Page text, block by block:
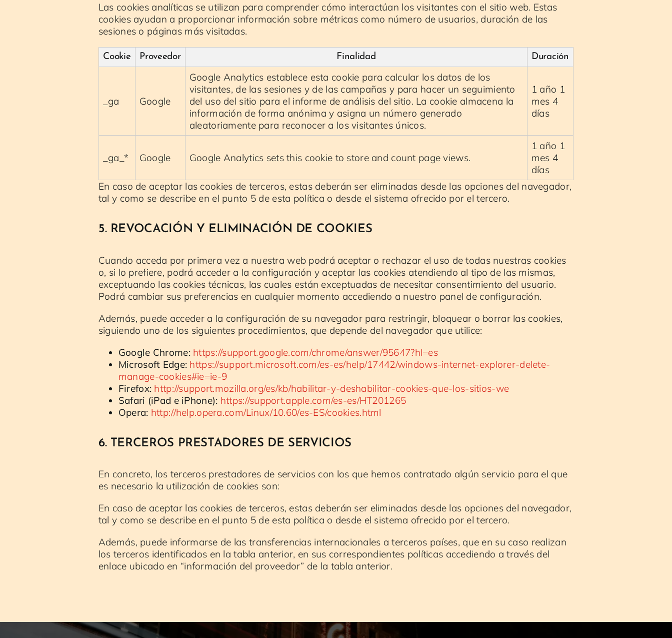
Las cookies analíticas se utilizan para comprender cómo interactúan los visitantes con el sitio web. Estas
cookies ayudan a proporcionar información sobre métricas como número de usuarios, duración de las
sesiones o páginas más visitadas.
Cookie Proveedor Finalidad Duración
_ga Google
Google Analytics establece esta cookie para calcular los datos de los
visitantes, de las sesiones y de las campañas y para hacer un seguimiento
del uso del sitio para el informe de análisis del sitio. La cookie almacena la
información de forma anónima y asigna un número generado
aleatoriamente para reconocer a los visitantes únicos.
1 año 1
mes 4
días
_ga_* Google Google Analytics sets this cookie to store and count page views.
1 año 1
mes 4
días
En caso de aceptar las cookies de terceros, estas deberán ser eliminadas desde las opciones del navegador,
tal y como se describe en el punto 5 de esta política o desde el sistema ofrecido por el tercero.
5. REVOCACIÓN Y ELIMINACIÓN DE COOKIES
Cuando acceda por primera vez a nuestra web podrá aceptar o rechazar el uso de todas nuestras cookies
o, si lo prefiere, podrá acceder a la configuración y aceptar las cookies atendiendo al tipo de las mismas,
exceptuando las cookies técnicas, las cuales están exceptuadas de necesitar consentimiento del usuario.
Podrá cambiar sus preferencias en cualquier momento accediendo a nuestro panel de configuración.
Además, puede acceder a la configuración de su navegador para restringir, bloquear o borrar las cookies,
siguiendo uno de los siguientes procedimientos, que depende del navegador que utilice:
Google Chrome: https://support.google.com/chrome/answer/95647?hl=es
Microsoft Edge: https://support.microsoft.com/es-es/help/17442/windows-internet-explorer-delete-
manage-cookies#ie=ie-9
Firefox: http://support.mozilla.org/es/kb/habilitar-y-deshabilitar-cookies-que-los-sitios-we
Safari (iPad e iPhone): https://support.apple.com/es-es/HT201265
Opera: http://help.opera.com/Linux/10.60/es-ES/cookies.html
6. TERCEROS PRESTADORES DE SERVICIOS
En concreto, los terceros prestadores de servicios con los que hemos contratado algún servicio para el que
es necesario la utilización de cookies son:
En caso de aceptar las cookies de terceros, estas deberán ser eliminadas desde las opciones del navegador,
tal y como se describe en el punto 5 de esta política o desde el sistema ofrecido por el tercero.
Además, puede informarse de las transferencias internacionales a terceros países, que en su caso realizan
los terceros identificados en la tabla anterior, en sus correspondientes políticas accediendo a través del
enlace ubicado en “información del proveedor” de la tabla anterior.